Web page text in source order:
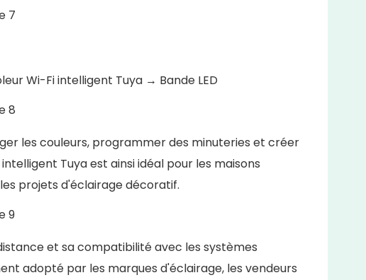
Wi-Fi intelligent Tuya → Bande LED
les couleurs, programmer des minuteries et créer
Tuya est ainsi idéal pour les maisons
projets d'éclairage décoratif.
et sa compatibilité avec les systèmes
adopté par les marques d'éclairage, les vendeurs